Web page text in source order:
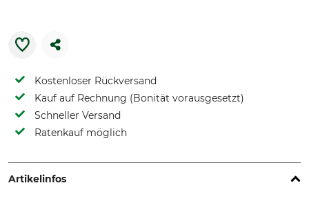
Kostenloser Rückversand
Kauf auf Rechnung (Bonität vorausgesetzt)
Schneller Versand
Ratenkauf möglich
Artikelinfos